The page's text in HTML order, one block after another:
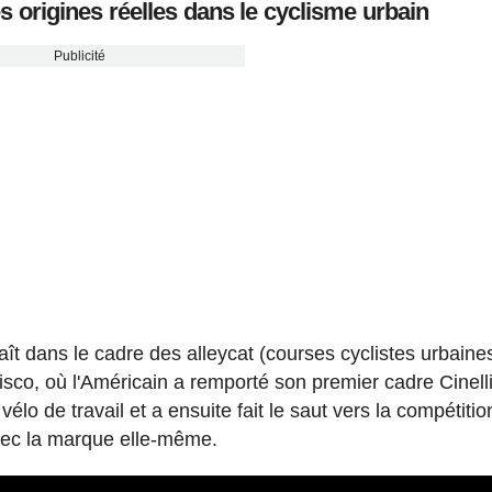
origines réelles dans le cyclisme urbain
Publicité
dans le cadre des alleycat (courses cyclistes
où l'Américain a remporté son premier cadre
de travail et a ensuite fait le saut vers la
la marque elle-même.